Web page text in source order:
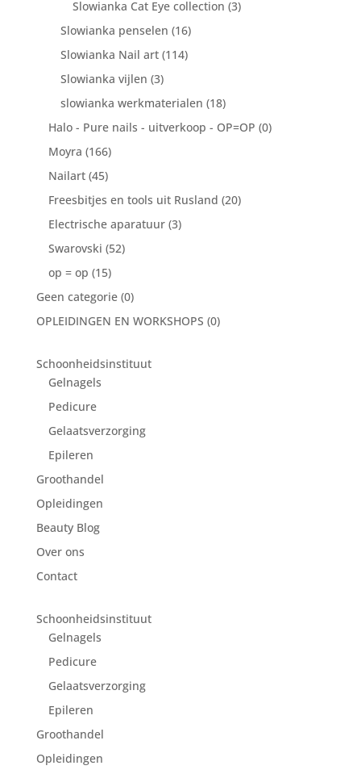
Slowianka Cat Eye collection (3)
Slowianka penselen (16)
Slowianka Nail art (114)
Slowianka vijlen (3)
slowianka werkmaterialen (18)
Halo - Pure nails - uitverkoop - OP=OP (0)
Moyra (166)
Nailart (45)
Freesbitjes en tools uit Rusland (20)
Electrische aparatuur (3)
Swarovski (52)
op = op (15)
Geen categorie (0)
OPLEIDINGEN EN WORKSHOPS (0)
Schoonheidsinstituut
Gelnagels
Pedicure
Gelaatsverzorging
Epileren
Groothandel
Opleidingen
Beauty Blog
Over ons
Contact
Schoonheidsinstituut
Gelnagels
Pedicure
Gelaatsverzorging
Epileren
Groothandel
Opleidingen